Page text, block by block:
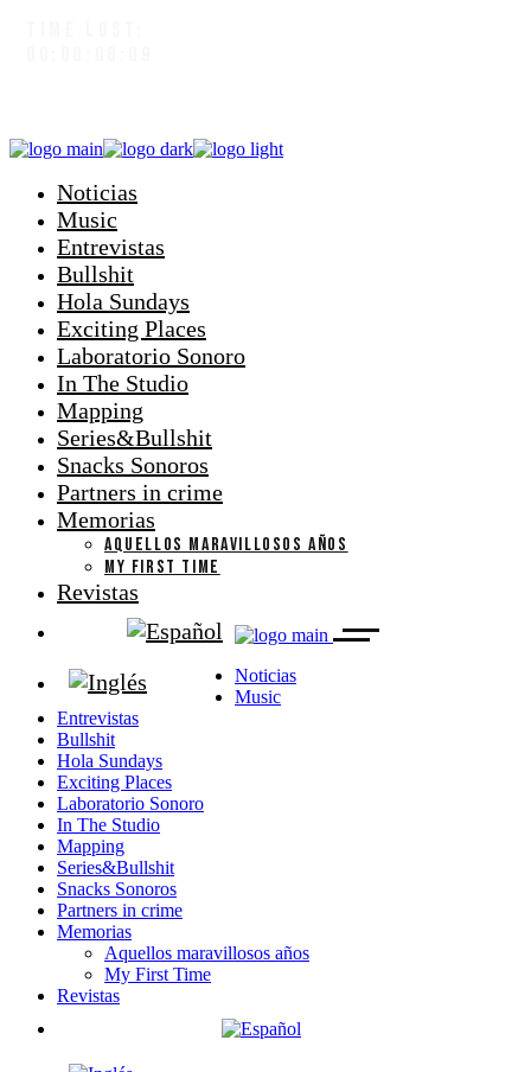
Noticias
Music
Entrevistas
Bullshit
Hola Sundays
Exciting Places
Laboratorio Sonoro
In The Studio
Mapping
Series&Bullshit
Snacks Sonoros
Partners in crime
Memorias
AQUELLOS MARAVILLOSOS AÑOS
MY FIRST TIME
Revistas
Noticias
Music
Entrevistas
Bullshit
Hola Sundays
Exciting Places
Laboratorio Sonoro
In The Studio
Mapping
Series&Bullshit
Snacks Sonoros
Partners in crime
Memorias
Aquellos maravillosos años
My First Time
Revistas